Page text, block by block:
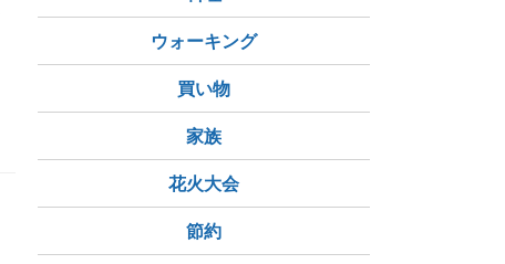
ウォーキング
買い物
家族
花火大会
節約